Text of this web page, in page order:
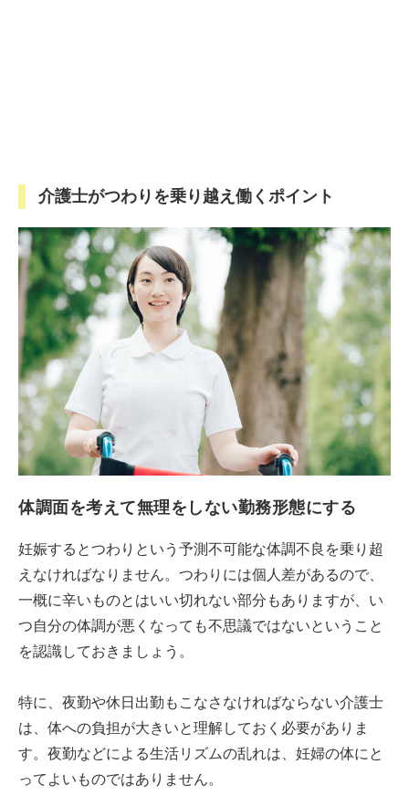
介護士がつわりを乗り越え働くポイント
体調面を考えて無理をしない勤務形態にする
妊娠するとつわりという予測不可能な体調不良を乗り超
えなければなりません。つわりには個人差があるので、
一概に辛いものとはいい切れない部分もありますが、い
つ自分の体調が悪くなっても不思議ではないということ
を認識しておきましょう。
特に、夜勤や休日出勤もこなさなければならない介護士
は、体への負担が大きいと理解しておく必要がありま
す。夜勤などによる生活リズムの乱れは、妊婦の体にと
ってよいものではありません。